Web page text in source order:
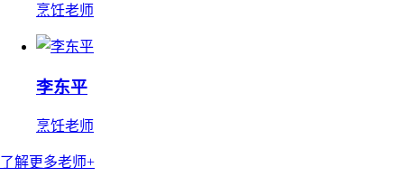
烹饪老师
李东平
烹饪老师
了解更多老师+